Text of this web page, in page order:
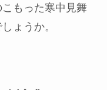
もった寒中見舞
ょうか。